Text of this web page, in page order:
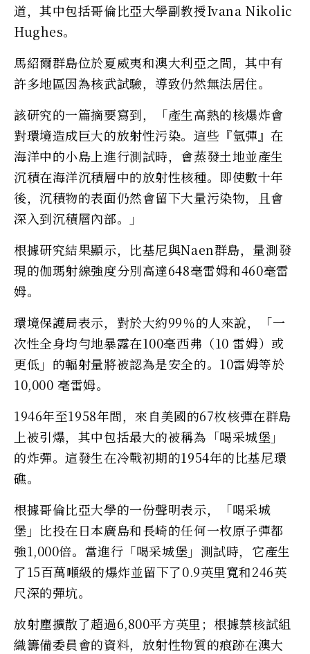
道，其中包括哥倫比亞大學副教授Ivana Nikolic
Hughes。
馬紹爾群島位於夏威夷和澳大利亞之間，其中有
許多地區因為核武試驗，導致仍然無法居住。
該研究的一篇摘要寫到，「產生高熱的核爆炸會
對環境造成巨大的放射性污染。這些『氫彈』在
海洋中的小島上進行測試時，會蒸發土地並產生
沉積在海洋沉積層中的放射性核種。即使數十年
後，沉積物的表面仍然會留下大量污染物，且會
深入到沉積層內部。」
根據研究結果顯示，比基尼與Naen群島，量測發
現的伽瑪射線強度分別高達648毫雷姆和460毫雷
姆。
環境保護局表示，對於大約99％的人來說，「一
次性全身均勻地暴露在100毫西弗（10 雷姆）或
更低」的輻射量將被認為是安全的。10雷姆等於
10,000 毫雷姆。
1946年至1958年間，來自美國的67枚核彈在群島
上被引爆，其中包括最大的被稱為「喝采城堡」
的炸彈。這發生在冷戰初期的1954年的比基尼環
礁。
根據哥倫比亞大學的一份聲明表示，「喝采城
堡」比投在日本廣島和長崎的任何一枚原子彈都
強1,000倍。當進行「喝采城堡」測試時，它產生
了15百萬噸級的爆炸並留下了0.9英里寬和246英
尺深的彈坑。
放射塵擴散了超過6,800平方英里；根據禁核試組
織籌備委員會的資料，放射性物質的痕跡在澳大